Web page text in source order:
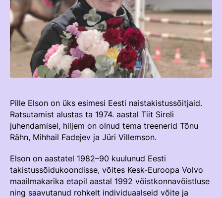
TEENUSTE HINNAKIRI
AJALUGU
Ajajoon
Eesti Ratsasportlased Tiitlivõistlustel
Aastaraamatud
KLUBID
VABATAHTLIKUD
PROJEKTID
ERA SA
Noortespordi Toetamine
Mänedžer Ja Komitee
Välisvõistlustel Osaleja Meelespea
KOOLISÕIT JA PARAKOOLISÕIT
Regulatsioonid
Võistlussarjad
Edetabelid
Koolitused
Estonian Dressage Team
Taastaotlemine
Õppematerjalid
Kutseeksam
Praktika Ja Mentortreenerid
EOK Treenerite Register
KOOLITUSED
KONTROLLI EOK TREENERI KUTSET
Pille Elson on üks esimesi Eesti naistakistussõitjaid.
Ratsutamist alustas ta 1974. aastal Tiit Sireli
juhendamisel, hiljem on olnud tema treenerid Tõnu
Rähn, Mihhail Fadejev ja Jüri Villemson.
Elson on aastatel 1982–90 kuulunud Eesti
takistussõidukoondisse, võites Kesk-Euroopa Volvo
maailmakarika etapil aastal 1992 võistkonnavõistluse
ning saavutanud rohkelt individuaalseid võite ja